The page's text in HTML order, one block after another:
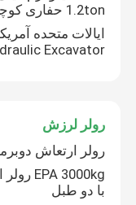
1.2ton حفاری کوچک
Excavator
رولر لرزش
رولر ارتعاش دوبرمی 2 تن رولر
با دو طبل